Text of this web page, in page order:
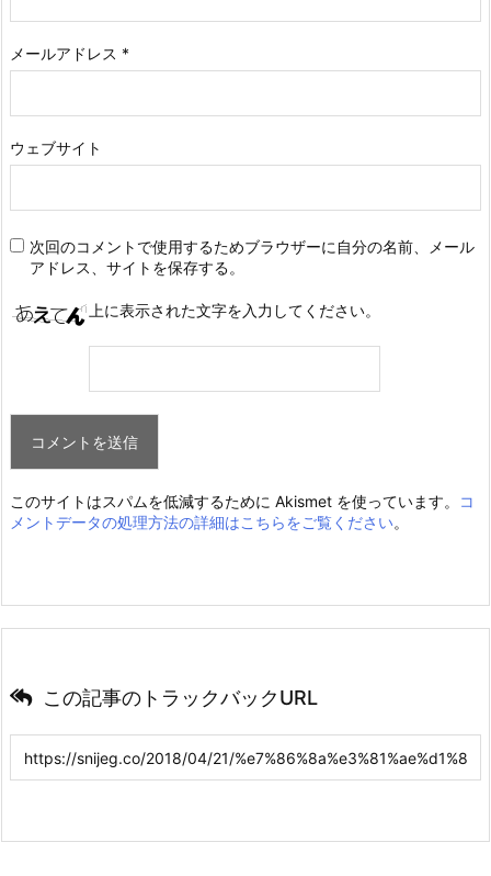
メールアドレス *
ウェブサイト
次回のコメントで使用するためブラウザーに自分の名前、メール
アドレス、サイトを保存する。
上に表示された文字を入力してください。
このサイトはスパムを低減するために Akismet を使っています。
コ
メントデータの処理方法の詳細はこちらをご覧ください。
この記事のトラックバックURL